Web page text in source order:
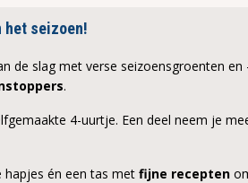
het seizoen!
de slag met verse seizoensgroenten
.
4-uurtje. Een deel neem je
hapjes én een tas met fijne recepten